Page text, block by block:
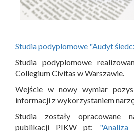
Studia podyplomowe "Audyt
Studia podyplomowe
Collegium Civitas w Warszawie.
Wejście w nowy wymiar
informacji z wykorzystaniem
Studia zostały opracowane
publikacji PIKW pt: